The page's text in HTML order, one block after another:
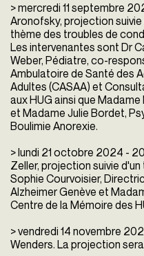
> mercredi 11 septembre
Aronofsky, projection suivie
thème des troubles de
Les intervenantes sont Dr
Weber, Pédiatre, co-
Ambulatoire de Santé des
Adultes (CASAA) et
aux HUG ainsi que
et Madame Julie Bordet,
Boulimie Anorexie.
> lundi 21 octobre 2024 -
Zeller, projection suivie
Sophie Courvoisier,
Alzheimer Genève et
Centre de la Mémoire des
> vendredi 14 novembre
Wenders. La projection